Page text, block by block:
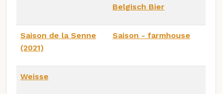
Belgisch Bier
Saison de la Senne
(2021)
Saison - farmhouse
Weisse